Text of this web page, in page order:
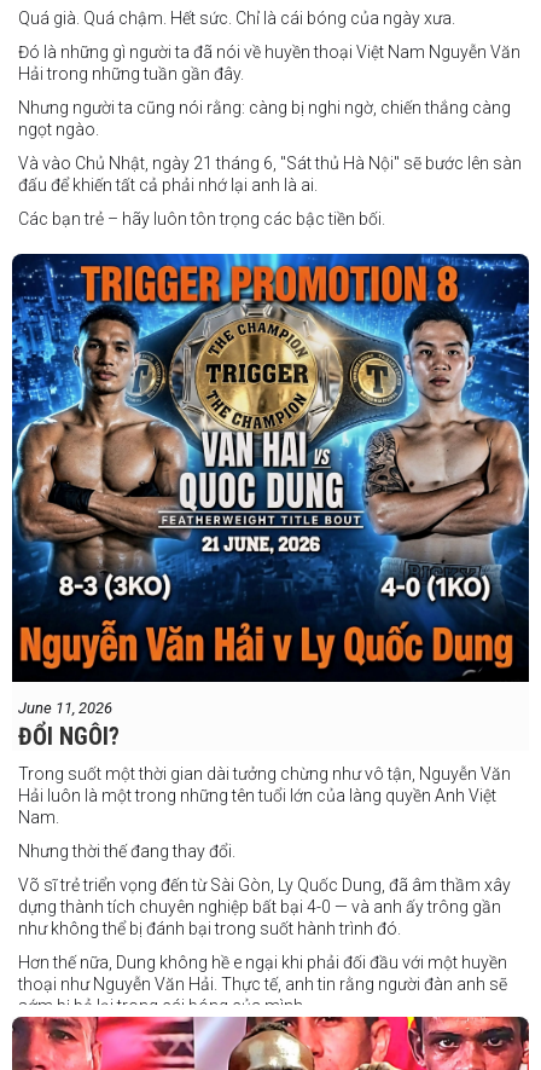
Quá già. Quá chậm. Hết sức. Chỉ là cái bóng của ngày xưa.
Đó là những gì người ta đã nói về huyền thoại Việt Nam Nguyễn Văn
Hải trong những tuần gần đây.
Nhưng người ta cũng nói rằng: càng bị nghi ngờ, chiến thắng càng
ngọt ngào.
Và vào Chủ Nhật, ngày 21 tháng 6, "Sát thủ Hà Nội" sẽ bước lên sàn
đấu để khiến tất cả phải nhớ lại anh là ai.
Các bạn trẻ – hãy luôn tôn trọng các bậc tiền bối.
June 11, 2026
ĐỔI NGÔI?
Trong suốt một thời gian dài tưởng chừng như vô tận, Nguyễn Văn
Hải luôn là một trong những tên tuổi lớn của làng quyền Anh Việt
Nam.
Nhưng thời thế đang thay đổi.
Võ sĩ trẻ triển vọng đến từ Sài Gòn, Ly Quốc Dung, đã âm thầm xây
dựng thành tích chuyên nghiệp bất bại 4-0 — và anh ấy trông gần
như không thể bị đánh bại trong suốt hành trình đó.
Hơn thế nữa, Dung không hề e ngại khi phải đối đầu với một huyền
thoại như Nguyễn Văn Hải. Thực tế, anh tin rằng người đàn anh sẽ
sớm bị bỏ lại trong cái bóng của mình.
Dung nói rằng anh quá nhanh, quá khó nắm bắt, và đơn giản là quá
điển trai đối với “Hanoi Hitman”.